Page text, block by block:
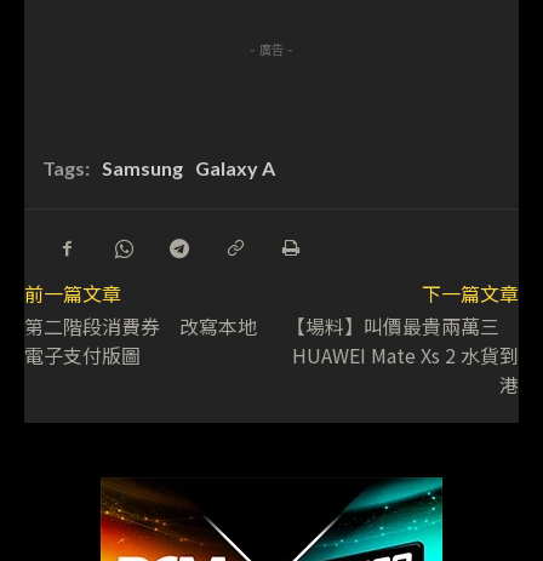
- 廣告 -
Tags: Samsung Galaxy A
前一篇文章
第二階段消費券 改寫本地
電子支付版圖
下一篇文章
【場料】叫價最貴兩萬三
HUAWEI Mate Xs 2 水貨到
港